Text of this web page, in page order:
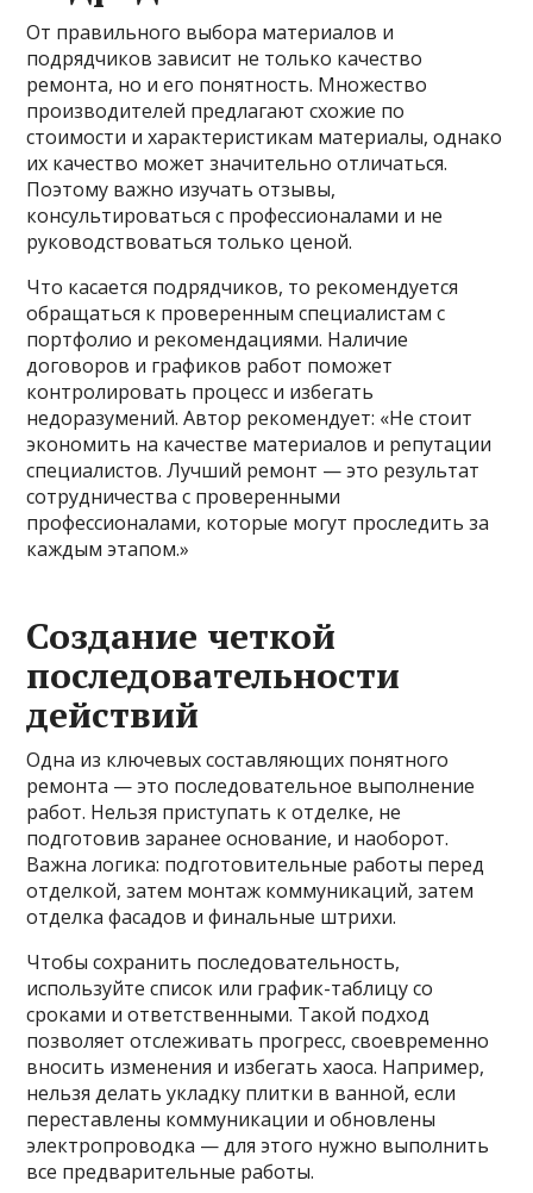
От правильного выбора материалов и
подрядчиков зависит не только качество
ремонта, но и его понятность. Множество
производителей предлагают схожие по
стоимости и характеристикам материалы, однако
их качество может значительно отличаться.
Поэтому важно изучать отзывы,
консультироваться с профессионалами и не
руководствоваться только ценой.
Что касается подрядчиков, то рекомендуется
обращаться к проверенным специалистам с
портфолио и рекомендациями. Наличие
договоров и графиков работ поможет
контролировать процесс и избегать
недоразумений. Автор рекомендует: «Не стоит
экономить на качестве материалов и репутации
специалистов. Лучший ремонт — это результат
сотрудничества с проверенными
профессионалами, которые могут проследить за
каждым этапом.»
Создание четкой
последовательности
действий
Одна из ключевых составляющих понятного
ремонта — это последовательное выполнение
работ. Нельзя приступать к отделке, не
подготовив заранее основание, и наоборот.
Важна логика: подготовительные работы перед
отделкой, затем монтаж коммуникаций, затем
отделка фасадов и финальные штрихи.
Чтобы сохранить последовательность,
используйте список или график-таблицу со
сроками и ответственными. Такой подход
позволяет отслеживать прогресс, своевременно
вносить изменения и избегать хаоса. Например,
нельзя делать укладку плитки в ванной, если
переставлены коммуникации и обновлены
электропроводка — для этого нужно выполнить
все предварительные работы.